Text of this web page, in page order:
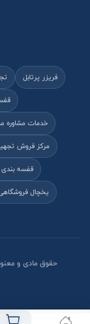
فریزر پرتابل
خدمات مشاوره
مرکز فروش
قفسه
یخچال
حقوق مادی و